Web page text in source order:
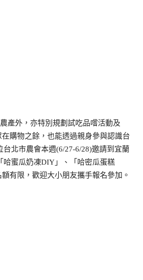
產外，亦特別規劃試吃品嚐活動及
購物之餘，也能透過親身參與認識台
北市農會本週(6/27-6/28)邀請到宜蘭
哈蜜瓜奶凍DIY」、「哈密瓜蛋糕
有限，歡迎大小朋友攜手報名參加。